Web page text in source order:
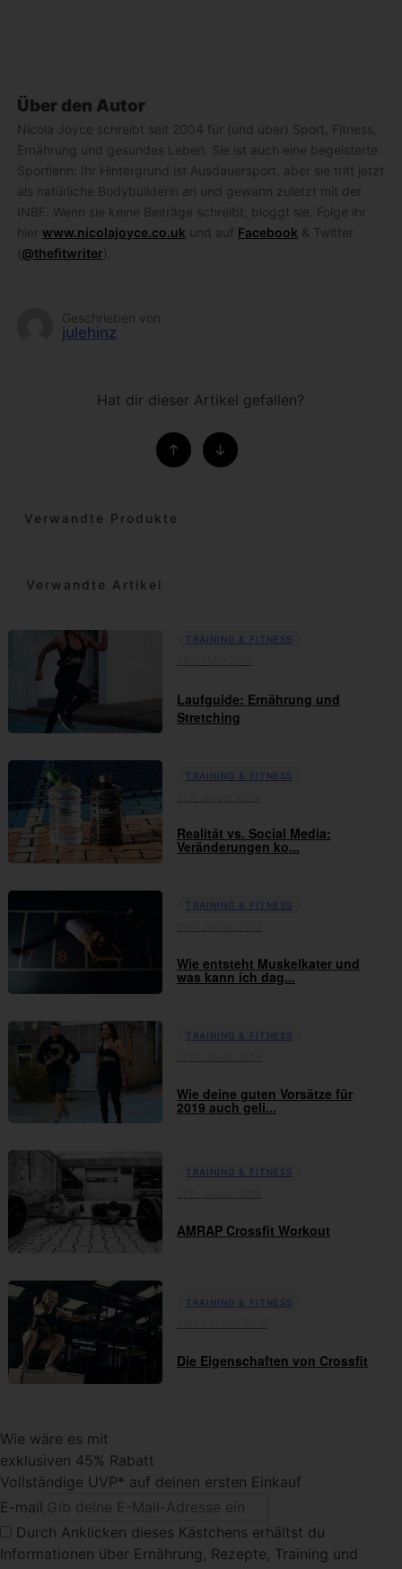
Über den Autor
Nicola Joyce schreibt seit 2004 für (und über) Sport, Fitness,
Ernährung und gesundes Leben. Sie ist auch eine begeisterte
Sportlerin: Ihr Hintergrund ist Ausdauersport, aber sie tritt jetzt
als natürliche Bodybuilderin an und gewann zuletzt mit der
INBF. Wenn sie keine Beiträge schreibt, bloggt sie. Folge ihr
hier www.nicolajoyce.co.uk und auf Facebook & Twitter
(@thefitwriter).
Geschrieben von
julehinz
Hat dir dieser Artikel gefallen?
Verwandte Produkte
Verwandte Artikel
TRAINING & FITNESS
Laufguide: Ernährung und
Stretching
TRAINING & FITNESS
Realität vs. Social Media:
Veränderungen ko...
TRAINING & FITNESS
Wie entsteht Muskelkater und
was kann ich dag...
TRAINING & FITNESS
Wie deine guten Vorsätze für
2019 auch geli...
TRAINING & FITNESS
AMRAP Crossfit Workout
TRAINING & FITNESS
Die Eigenschaften von Crossfit
Wie wäre es mit
exklusiven 45% Rabatt
Vollständige UVP* auf deinen ersten Einkauf
E-mail
Durch Anklicken dieses Kästchens erhältst du
Informationen über Ernährung, Rezepte, Training und